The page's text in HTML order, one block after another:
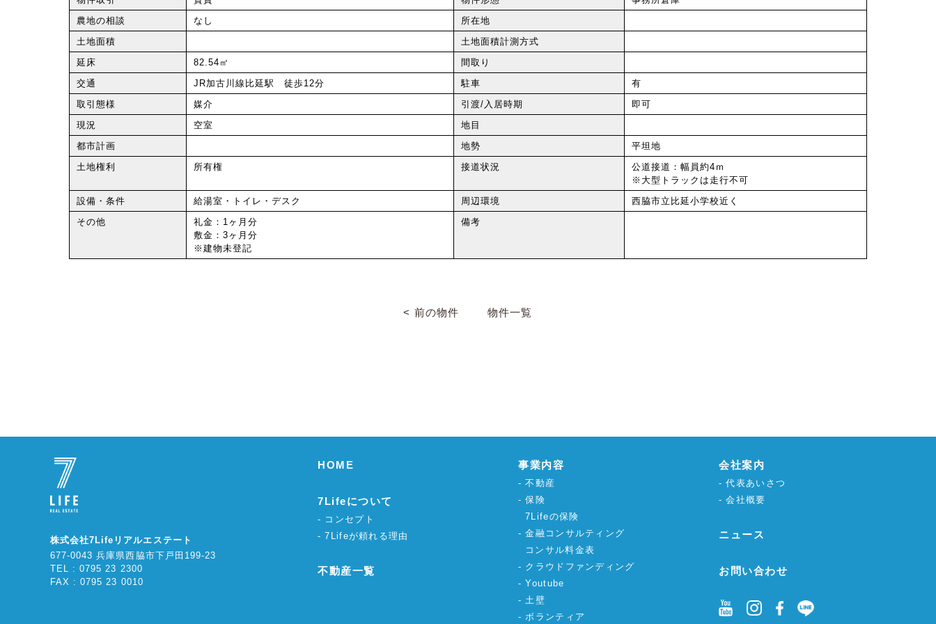
農地の相談
なし
所在地
土地面積
土地面積計測方式
延床
82.54㎡
間取り
交通
JR加古川線比延駅 徒歩12分 駐車
有
取引態様
媒介 引渡/入居時期
即可
現況
空室
地目
都市計画
地勢
平坦地
土地権利
所有権 接道状況
公道接道：幅員約4ｍ
※大型トラックは走行不可
設備・条件
給湯室・トイレ・デスク 周辺環境
西脇市立比延小学校近く
その他
礼金：1ヶ月分
敷金：3ヶ月分
※建物未登記
備考
< 前の物件 物件一覧
株式会社7Lifeリアルエステート
677-0043 兵庫県西脇市下戸田199-23
TEL : 0795 23 2300
FAX : 0795 23 0010
HOME
7Lifeについて
コンセプト
7Lifeが頼れる理由
不動産一覧
事業内容
不動産
保険
7Lifeの保険
金融コンサルティング
コンサル料金表
クラウドファンディング
Youtube
土壁
ボランティア
会社案内
代表あいさつ
会社概要
ニュース
お問い合わせ